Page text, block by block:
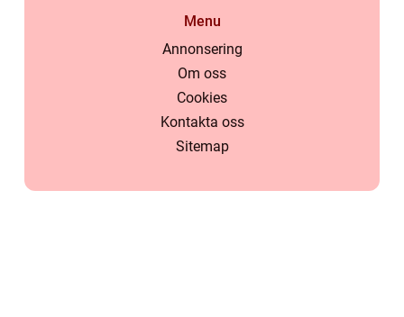
Menu
Annonsering
Om oss
Cookies
Kontakta oss
Sitemap